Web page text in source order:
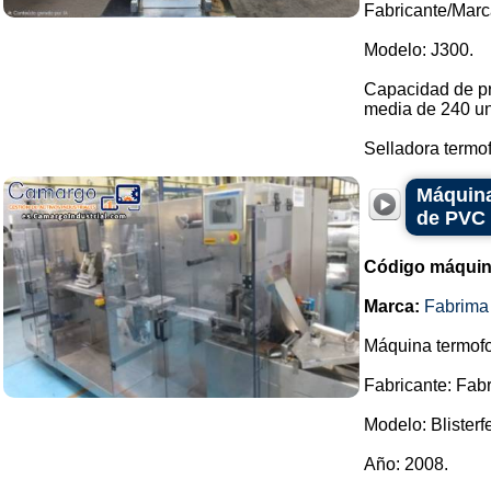
Fabricante/
Modelo: J300.
Capacidad de
media de 240
Selladora
de
Código
Marca: Fabrima
Máquina
Fabricante:
Modelo:
Año: 2008.